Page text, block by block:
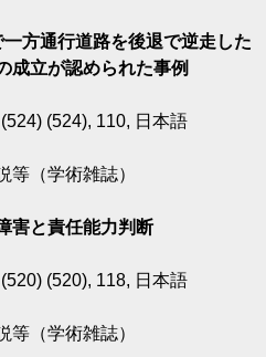
一方通行道路を後退で逆走した
成立が認められた事例
(524), 110, 日本語
等（学術雑誌）
害と責任能力判断
(520), 118, 日本語
等（学術雑誌）